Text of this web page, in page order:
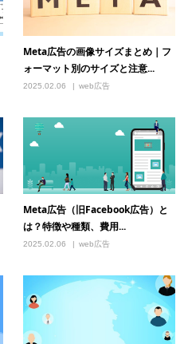
Meta広告の画像サイズまとめ｜フ
ォーマット別のサイズと注意...
2025.02.06 web広告
Meta広告（旧Facebook広告）と
は？特徴や種類、費用...
2025.02.06 web広告